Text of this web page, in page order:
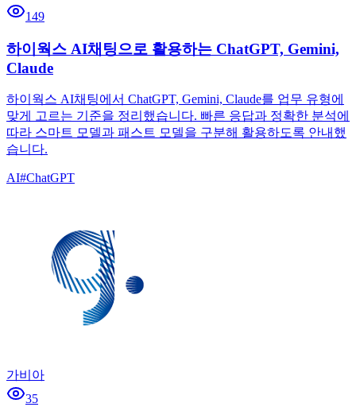
149
하이웍스 AI채팅으로 활용하는 ChatGPT, Gemini,
Claude
하이웍스 AI채팅에서 ChatGPT, Gemini, Claude를 업무 유형에
맞게 고르는 기준을 정리했습니다. 빠른 응답과 정확한 분석에
따라 스마트 모델과 패스트 모델을 구분해 활용하도록 안내했
습니다.
AI#ChatGPT
가비아
35